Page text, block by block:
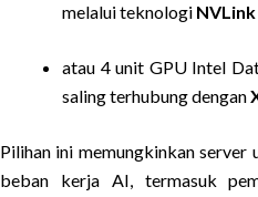
melalui teknologi NVLink
atau 4 unit GPU Intel
saling terhubung dengan
Pilihan ini memungkinkan server
beban kerja AI, termasuk